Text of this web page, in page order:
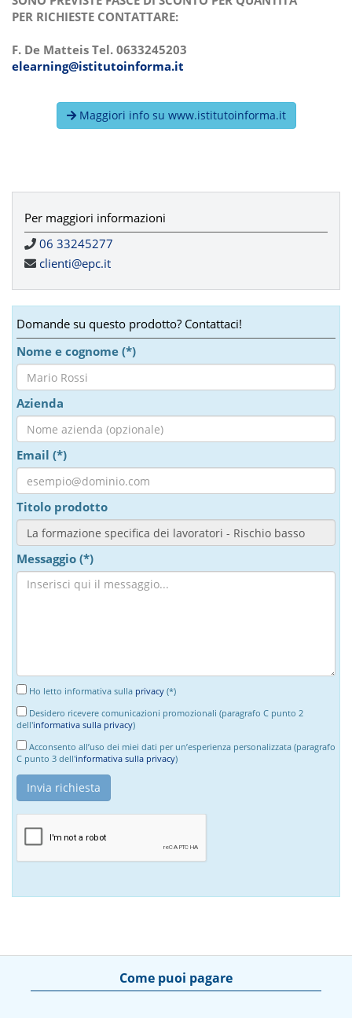
PER RICHIESTE CONTATTARE:
F. De Matteis Tel. 0633245203
elearning@istitutoinforma.it
Maggiori info su www.istitutoinforma.it
Per maggiori informazioni
06 33245277
clienti@epc.it
Domande su questo prodotto? Contattaci!
Nome e cognome (*)
Azienda
Email (*)
Titolo prodotto
Messaggio (*)
Ho letto informativa sulla privacy (*)
Desidero ricevere comunicazioni promozionali (paragrafo C punto 2
dell'informativa sulla privacy)
Acconsento all’uso dei miei dati per un’esperienza personalizzata (paragrafo
C punto 3 dell'informativa sulla privacy)
Come puoi pagare